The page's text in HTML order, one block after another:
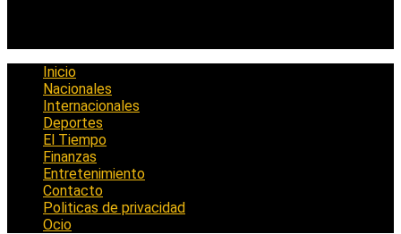
Inicio
Nacionales
Internacionales
Deportes
El Tiempo
Finanzas
Entretenimiento
Contacto
Politicas de privacidad
Ocio